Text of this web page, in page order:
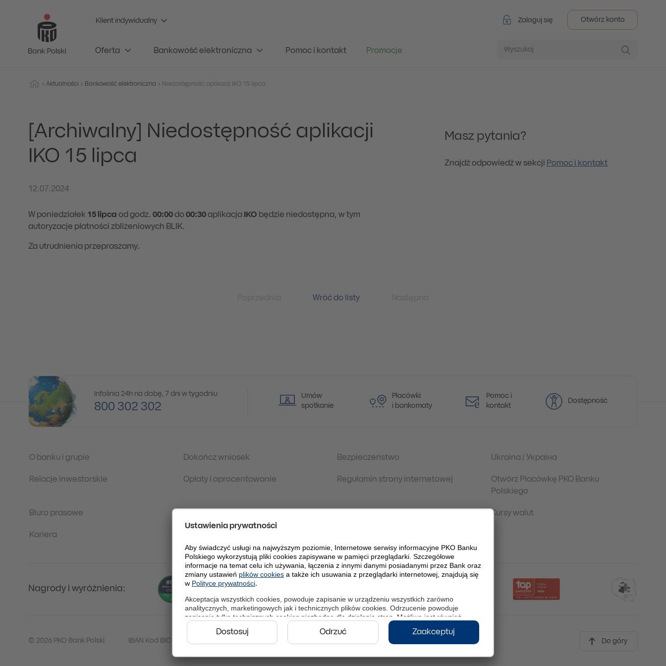
Klient indywidualny
Oferta Bankowość elektroniczna Pomoc i kontakt Promocje
Zaloguj się Otwórz konto
Wyszukaj
Aktualności Bankowość elektroniczna Niedostępność aplikacji IKO 15 lipca
[Archiwalny] Niedostępność aplikacji
IKO 15 lipca
12.07.2024
W poniedziałek 15 lipca od godz. 00:00 do 00:30 aplikacja IKO będzie niedostępna, w tym
autoryzacje płatności zbliżeniowych BLIK.
Za utrudnienia przepraszamy.
Masz pytania?
Znajdź odpowiedź w sekcji Pomoc i kontakt
Wróć do listy
Infolinia 24h na dobę, 7 dni w tygodniu
800 302 302
Umów
spotkanie
Placówki
i bankomaty
Pomoc i
kontakt
Dostępność
O banku i grupie
Relacje inwestorskie
Biuro prasowe
Kariera
Dokończ wniosek
Opłaty i oprocentowanie
Bezpieczeństwo
Regulamin strony internetowej
Ukraina / Україна
Otwórz Placówkę PKO Banku
Polskiego
Kursy walut
Nagrody i wyróżnienia:
© 2026 PKO Bank Polski IBAN Kod BIC (Swift): BPKOPLPW Do góry